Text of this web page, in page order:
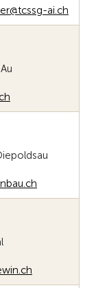
r tcssg- ch
ch
nb ch
wn ch